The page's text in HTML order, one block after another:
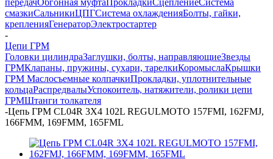
смазкиСальникиЦПГСистема охлажденияБолты, гайки,
крепленияГенераторЭлектростартер
-
Цепи ГРМ
Головки цилиндраЗаглушки, болты, направляющиеЗвезды
ГРМКлапаны, пружины, сухари, тарелкиКоромыслаКрышки
ГРМ Маслосъемные колпачкиПрокладки, уплотнительные
кольцаРаспредвалыУспокоитель, натяжители, ролики цепи
ГРМШтанги толкателя
-Цепь ГРМ CL04R 3X4 102L REGULMOTO 157FMI, 162FMJ,
166FMM, 169FMM, 165FML